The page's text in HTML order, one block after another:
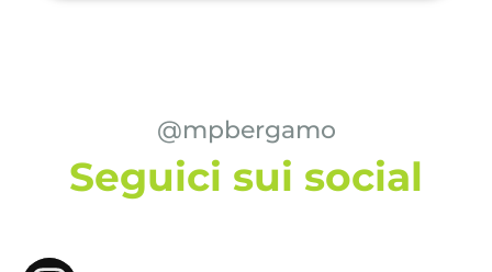
@mpbergamo
Seguici sui social